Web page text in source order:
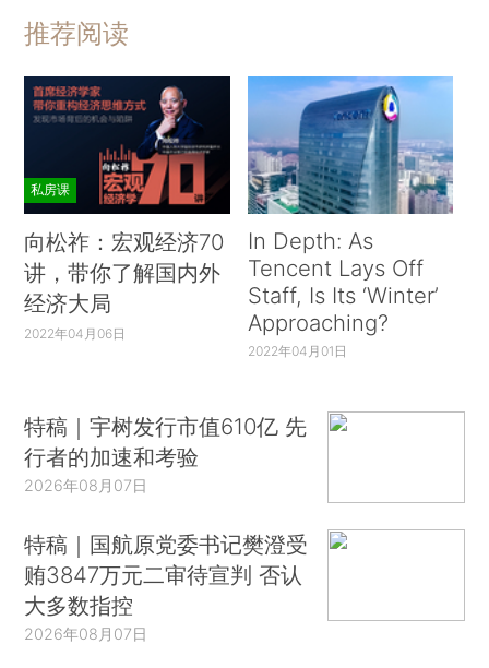
推荐阅读
私房课
向松祚：宏观经济70
讲，带你了解国内外
经济大局
2022年04月06日
In Depth: As
Tencent Lays Off
Staff, Is Its ‘Winter’
Approaching?
2022年04月01日
特稿｜宇树发行市值610亿 先
行者的加速和考验
2026年08月07日
特稿｜国航原党委书记樊澄受
贿3847万元二审待宣判 否认
大多数指控
2026年08月07日